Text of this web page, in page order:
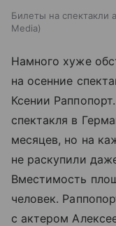
Билеты на спектакли
Media
Намного хуже
на осенние
Ксении
спектакля в
месяцев, но на
не раскупили
Вместимость
человек.
с актером